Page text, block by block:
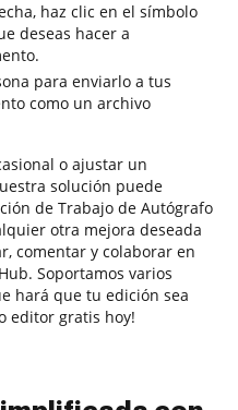
haz clic en el símbolo
deseas hacer a
para enviarlo a tus
como un archivo
o ajustar un
solución puede
de Trabajo de Autógrafo
otra mejora deseada
comentar y colaborar en
Soportamos varios
hará que tu edición sea
editor gratis hoy!